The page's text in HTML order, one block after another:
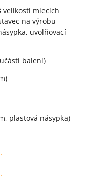
velikosti mlecích
na výrobu
uvolňovací
balení)
plastová násypka)